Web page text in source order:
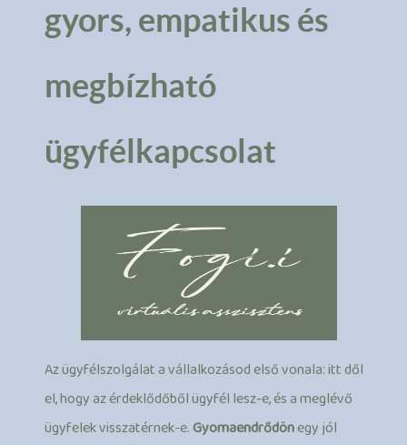
gyors, empatikus és
megbízható
ügyfélkapcsolat
Az ügyfélszolgálat a vállalkozásod első vonala: itt dől
el, hogy az érdeklődőből ügyfél lesz-e, és a meglévő
ügyfelek visszatérnek-e.Gyomaendrődönegy jól